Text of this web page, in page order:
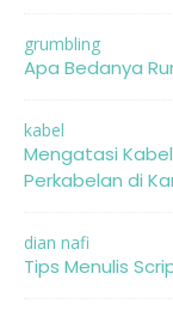
grumbling
Apa Bedanya
kabel
Mengatasi
Perkabelan di
dian nafi
Tips Menulis